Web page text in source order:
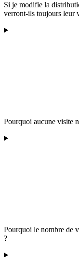
Si je modifie la
verront-ils toujours leur
Pourquoi aucune visite
Pourquoi le nombre de
?